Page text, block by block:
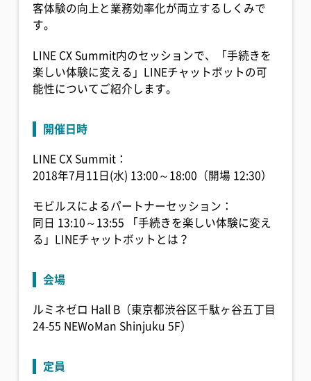
客体験の向上と業務効率化が両立するしくみで
す。
LINE CX Summit内のセッションで、「手続きを
楽しい体験に変える」LINEチャットボットの可
能性についてご紹介します。
開催日時
LINE CX Summit：
2018年7月11日(水) 13:00～18:00（開場 12:30）
モビルスによるパートナーセッション：
同日 13:10～13:55 「手続きを楽しい体験に変え
る」LINEチャットボットとは？
会場
ルミネゼロ Hall B（東京都渋谷区千駄ヶ谷五丁目
24-55 NEWoMan Shinjuku 5F）
定員